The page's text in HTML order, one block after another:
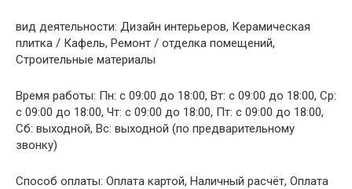
вид деятельности: Дизайн интерьеров, Керамическая
плитка / Кафель, Ремонт / отделка помещений,
Строительные материалы
Время работы: Пн: с 09:00 до 18:00, Вт: с 09:00 до 18:00, Ср:
с 09:00 до 18:00, Чт: с 09:00 до 18:00, Пт: с 09:00 до 18:00,
Сб: выходной, Вс: выходной (по предварительному
звонку)
Способ оплаты: Оплата картой, Наличный расчёт, Оплата